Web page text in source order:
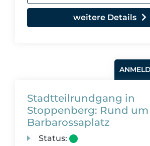
weitere Details
Stadtteilrundgang in
Stoppenberg: Rund um
Barbarossaplatz
Status: